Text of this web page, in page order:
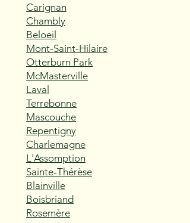
Carignan
Chambly
Beloeil
Mont-Saint-Hilaire
Otterburn Park
McMasterville
Laval
Terrebonne
Mascouche
Repentigny
Charlemagne
L'Assomption
Sainte-Thérèse
Blainville
Boisbriand
Rosemère